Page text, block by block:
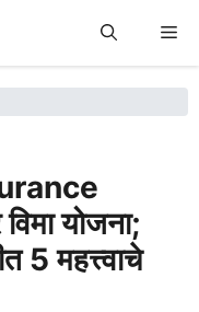
योजना;
5 महत्त्वाचे